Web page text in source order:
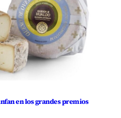
en los grandes premios